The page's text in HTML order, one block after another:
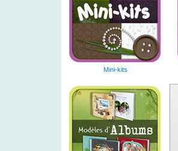
Mini-kits